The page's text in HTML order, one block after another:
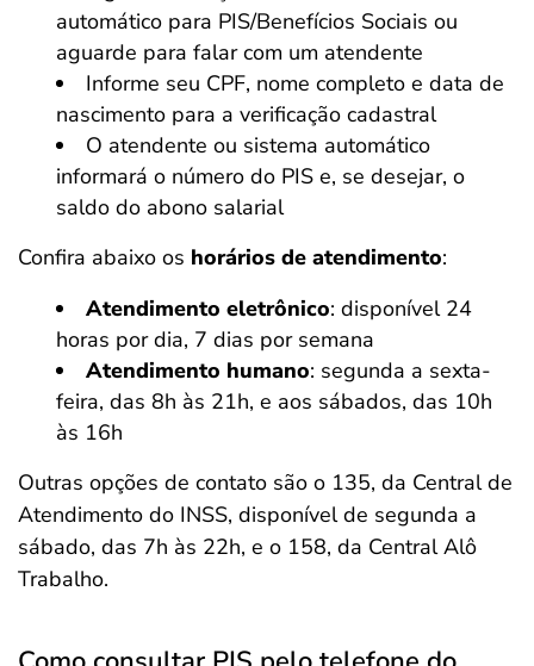
automático para PIS/Benefícios Sociais ou
aguarde para falar com um atendente
Informe seu CPF, nome completo e data de
nascimento para a verificação cadastral
O atendente ou sistema automático
informará o número do PIS e, se desejar, o
saldo do abono salarial
Confira abaixo os horários de atendimento:
Atendimento eletrônico: disponível 24
horas por dia, 7 dias por semana
Atendimento humano: segunda a sexta-
feira, das 8h às 21h, e aos sábados, das 10h
às 16h
Outras opções de contato são o 135, da Central de
Atendimento do INSS, disponível de segunda a
sábado, das 7h às 22h, e o 158, da Central Alô
Trabalho.